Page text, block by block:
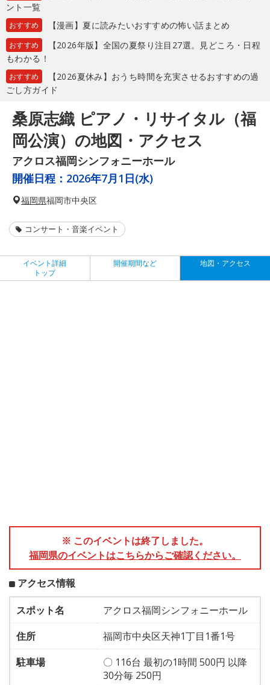
ント一覧
おすすめ 【漫画】夏に読みたいおすすめの怖い話まとめ
おすすめ
【2026年版】全国の夏祭り注目27選。見どころ・日程
もわかる！
おすすめ
【2026夏休み】おうち時間を充実させるおすすめの過
ごし方ガイド
桑原志織 ピアノ・リサイタル（福
岡公演）の地図・アクセス
アクロス福岡シンフォニーホール
開催日程： 2026年7月1日(水)
福岡県福岡市中央区
コンサート・音楽イベント
イベント詳細
トップ
開催期間など 地図・アクセス
※ このイベントは終了しました。
福岡県のイベントはこちらからご確認ください。
アクセス情報
スポット名
アクロス福岡シンフォニーホール
住所
福岡市中央区天神1丁目1番1号
駐車場
〇 116台 最初の1時間 500円 以降
30分毎 250円